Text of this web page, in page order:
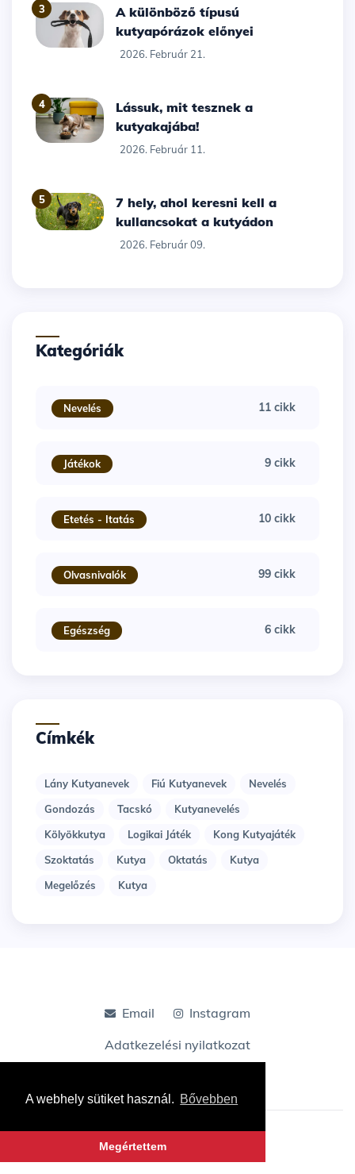
A webhely sütiket használ. Bővebben
Megértettem
3
A különböző típusú
kutyapórázok előnyei
2026. Február 21.
4
Lássuk, mit tesznek a
kutyakajába!
2026. Február 11.
5
7 hely, ahol keresni kell a
kullancsokat a kutyádon
2026. Február 09.
Kategóriák
Nevelés 11 cikk
Játékok 9 cikk
Etetés - Itatás 10 cikk
Olvasnivalók 99 cikk
Egészség 6 cikk
Címkék
Lány Kutyanevek Fiú Kutyanevek
Nevelés
Gondozás
Tacskó
Kutyanevelés
Kölyökkutya
Logikai Játék
Kong Kutyajáték
Szoktatás
Kutya Oktatás
Kutya
Megelőzés
Kutya
Email
Instagram
Adatkezelési nyilatkozat
© Tacskoshop Blog